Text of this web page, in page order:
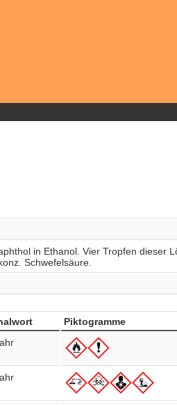
in Ethanol. Vier Tropfen
Schwefelsäure.
Piktogramme